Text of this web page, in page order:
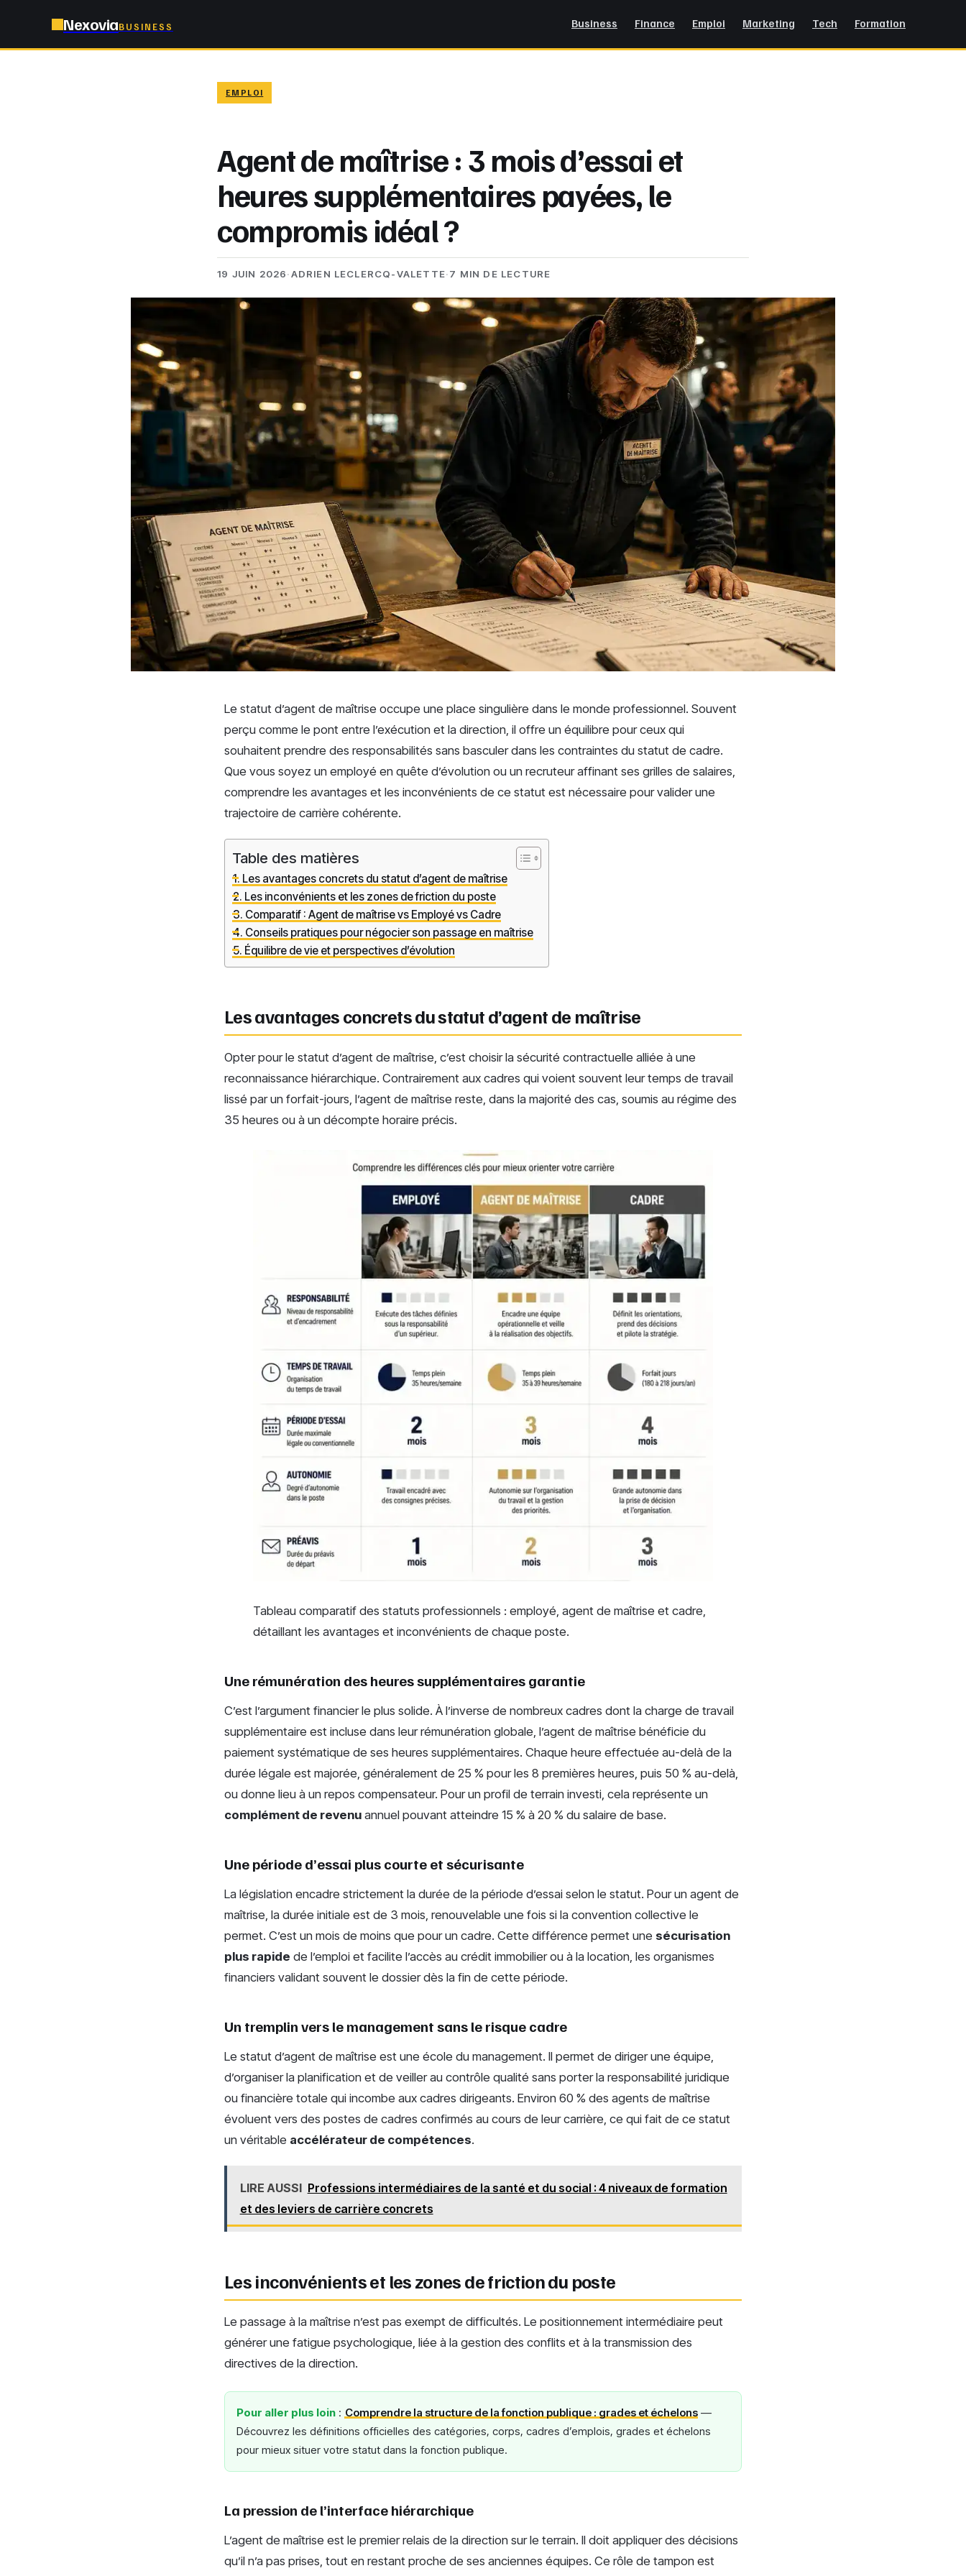
NexoviaBUSINESS Business Finance Emploi Marketing Tech Formation
EMPLOI
Agent de maîtrise : 3 mois d’essai et
heures supplémentaires payées, le
compromis idéal ?
19 JUIN 2026·ADRIEN LECLERCQ-VALETTE·7 MIN DE LECTURE
Le statut d’agent de maîtrise occupe une place singulière dans le monde professionnel. Souvent
perçu comme le pont entre l’exécution et la direction, il offre un équilibre pour ceux qui
souhaitent prendre des responsabilités sans basculer dans les contraintes du statut de cadre.
Que vous soyez un employé en quête d’évolution ou un recruteur affinant ses grilles de salaires,
comprendre les avantages et les inconvénients de ce statut est nécessaire pour valider une
trajectoire de carrière cohérente.
Table des matières
Les avantages concrets du statut d’agent de maîtrise
Les inconvénients et les zones de friction du poste
Comparatif : Agent de maîtrise vs Employé vs Cadre
Conseils pratiques pour négocier son passage en maîtrise
Équilibre de vie et perspectives d’évolution
Les avantages concrets du statut d’agent de maîtrise
Opter pour le statut d’agent de maîtrise, c’est choisir la sécurité contractuelle alliée à une
reconnaissance hiérarchique. Contrairement aux cadres qui voient souvent leur temps de travail
lissé par un forfait-jours, l’agent de maîtrise reste, dans la majorité des cas, soumis au régime des
35 heures ou à un décompte horaire précis.
Tableau comparatif des statuts professionnels : employé, agent de maîtrise et cadre,
détaillant les avantages et inconvénients de chaque poste.
Une rémunération des heures supplémentaires garantie
C’est l’argument financier le plus solide. À l’inverse de nombreux cadres dont la charge de travail
supplémentaire est incluse dans leur rémunération globale, l’agent de maîtrise bénéficie du
paiement systématique de ses heures supplémentaires. Chaque heure effectuée au-delà de la
durée légale est majorée, généralement de 25 % pour les 8 premières heures, puis 50 % au-delà,
ou donne lieu à un repos compensateur. Pour un profil de terrain investi, cela représente un
complément de revenu annuel pouvant atteindre 15 % à 20 % du salaire de base.
Une période d’essai plus courte et sécurisante
La législation encadre strictement la durée de la période d’essai selon le statut. Pour un agent de
maîtrise, la durée initiale est de 3 mois, renouvelable une fois si la convention collective le
permet. C’est un mois de moins que pour un cadre. Cette différence permet une sécurisation
plus rapide de l’emploi et facilite l’accès au crédit immobilier ou à la location, les organismes
financiers validant souvent le dossier dès la fin de cette période.
Un tremplin vers le management sans le risque cadre
Le statut d’agent de maîtrise est une école du management. Il permet de diriger une équipe,
d’organiser la planification et de veiller au contrôle qualité sans porter la responsabilité juridique
ou financière totale qui incombe aux cadres dirigeants. Environ 60 % des agents de maîtrise
évoluent vers des postes de cadres confirmés au cours de leur carrière, ce qui fait de ce statut
un véritable accélérateur de compétences.
LIRE AUSSI Professions intermédiaires de la santé et du social : 4 niveaux de formation
et des leviers de carrière concrets
Les inconvénients et les zones de friction du poste
Le passage à la maîtrise n’est pas exempt de difficultés. Le positionnement intermédiaire peut
générer une fatigue psychologique, liée à la gestion des conflits et à la transmission des
directives de la direction.
Pour aller plus loin : Comprendre la structure de la fonction publique : grades et échelons —
Découvrez les définitions officielles des catégories, corps, cadres d’emplois, grades et échelons
pour mieux situer votre statut dans la fonction publique.
La pression de l’interface hiérarchique
L’agent de maîtrise est le premier relais de la direction sur le terrain. Il doit appliquer des décisions
qu’il n’a pas prises, tout en restant proche de ses anciennes équipes. Ce rôle de tampon est